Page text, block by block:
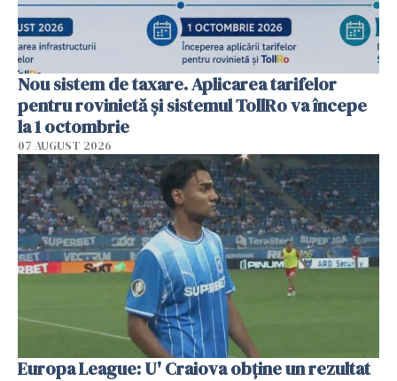
Nou sistem de taxare. Aplicarea tarifelor
pentru rovinietă şi sistemul TollRo va începe
la 1 octombrie
07 AUGUST 2026
Europa League: U' Craiova obține un rezultat